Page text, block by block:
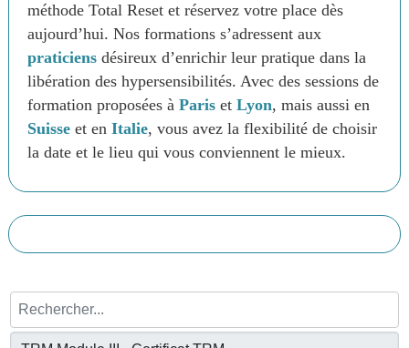
méthode Total Reset et réservez votre place dès
aujourd’hui. Nos formations s’adressent aux
praticiens désireux d’enrichir leur pratique dans la
libération des hypersensibilités. Avec des sessions de
formation proposées àPariset Lyon, mais aussi en
Suisseet en Italie, vous avez la flexibilité de choisir
la date et le lieu qui vous conviennent le mieux.
Rechercher...